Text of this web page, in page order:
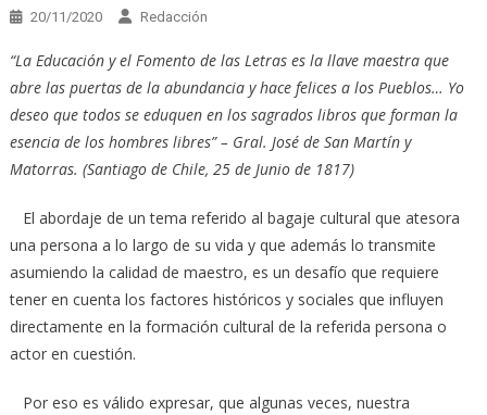
20/11/2020 Redacción
“La Educación y el Fomento de las Letras es la llave maestra que
abre las puertas de la abundancia y hace felices a los Pueblos… Yo
deseo que todos se eduquen en los sagrados libros que forman la
esencia de los hombres libres” – Gral. José de San Martín y
Matorras. (Santiago de Chile, 25 de Junio de 1817)
El abordaje de un tema referido al bagaje cultural que atesora
una persona a lo largo de su vida y que además lo transmite
asumiendo la calidad de maestro, es un desafío que requiere
tener en cuenta los factores históricos y sociales que influyen
directamente en la formación cultural de la referida persona o
actor en cuestión.
Por eso es válido expresar, que algunas veces, nuestra